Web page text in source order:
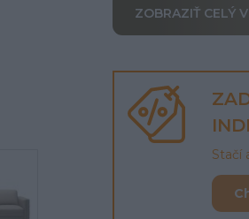
ZOBRAZIŤ CELÝ
Stačí